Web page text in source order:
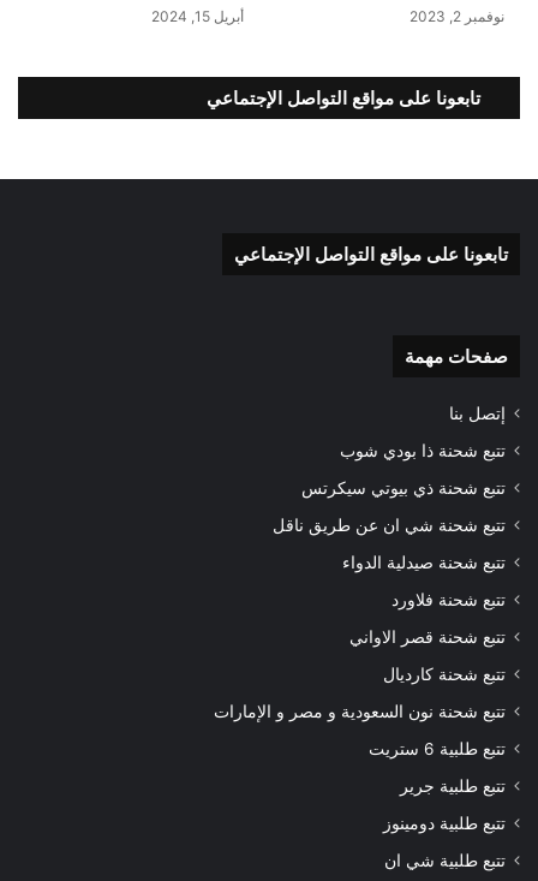
نوفمبر 2, 2023 أبريل 15, 2024
تابعونا على مواقع التواصل الإجتماعي
تابعونا على مواقع التواصل الإجتماعي
صفحات مهمة
إتصل بنا
تتبع شحنة ذا بودي شوب
تتبع شحنة ذي بيوتي سيكرتس
تتبع شحنة شي ان عن طريق ناقل
تتبع شحنة صيدلية الدواء
تتبع شحنة فلاورد
تتبع شحنة قصر الاواني
تتبع شحنة كارديال
تتبع شحنة نون السعودية و مصر و الإمارات
تتبع طلبية 6 ستريت
تتبع طلبية جرير
تتبع طلبية دومينوز
تتبع طلبية شي ان